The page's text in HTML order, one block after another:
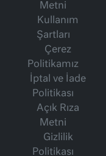
Metni
Kullanım
Şartları
Çerez
Politikamız
İptal ve İade
Politikası
Açık Rıza
Metni
Gizlilik
Politikası